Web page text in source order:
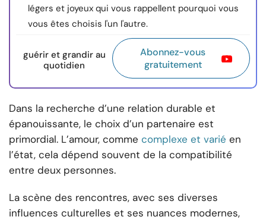
légers et joyeux qui vous rappellent pourquoi vous
vous êtes choisis l'un l'autre.
guérir et grandir au
quotidien
Abonnez-vous
gratuitement
Dans la recherche d’une relation durable et
épanouissante, le choix d’un partenaire est
primordial. L’amour, comme complexe et varié en
l’état, cela dépend souvent de la compatibilité
entre deux personnes.
La scène des rencontres, avec ses diverses
influences culturelles et ses nuances modernes,